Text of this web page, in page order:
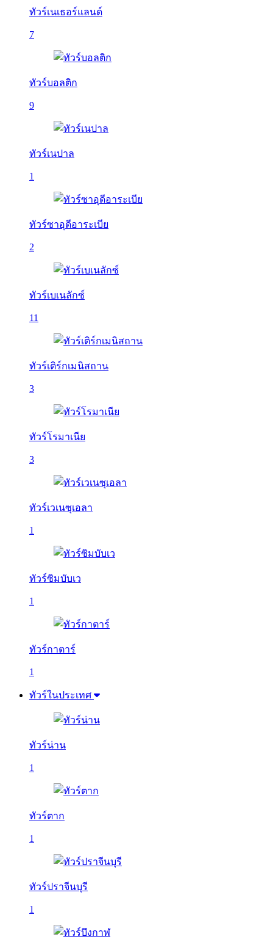
ทัวร์เนเธอร์แลนด์
7
ทัวร์บอลติก
9
ทัวร์เนปาล
1
ทัวร์ซาอุดีอาระเบีย
2
ทัวร์เบเนลักซ์
11
ทัวร์เติร์กเมนิสถาน
3
ทัวร์โรมาเนีย
3
ทัวร์เวเนซุเอลา
1
ทัวร์ซิมบับเว
1
ทัวร์กาตาร์
1
ทัวร์ในประเทศ
ทัวร์น่าน
1
ทัวร์ตาก
1
ทัวร์ปราจีนบุรี
1